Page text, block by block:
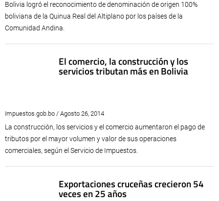
Bolivia logró el reconocimiento de denominación de origen 100%
boliviana de la Quinua Real del Altiplano por los países de la
Comunidad Andina.
El comercio, la construcción y los
servicios tributan más en Bolivia
Impuestos.gob.bo / Agosto 26, 2014
La construcción, los servicios y el comercio aumentaron el pago de
tributos por el mayor volumen y valor de sus operaciones
comerciales, según el Servicio de Impuestos.
Exportaciones cruceñas crecieron 54
veces en 25 años